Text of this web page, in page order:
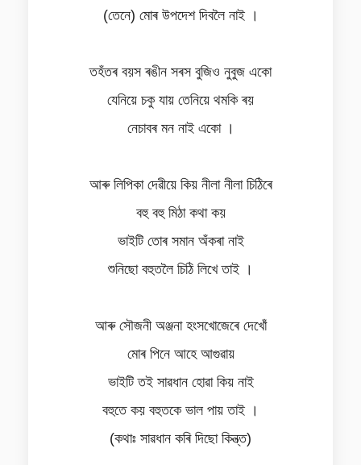
(তেনে) মোৰ উপদেশ দিবলৈ নাই ।
তহঁতৰ বয়স ৰঙীন সৰস বুজিও নুবুজ একো
যেনিয়ে চকু যায় তেনিয়ে থমকি ৰয়
নেচাবৰ মন নাই একো ।
আৰু লিপিকা দেৱীয়ে কিয় নীলা নীলা চিঠিৰে
বহু বহু মিঠা কথা কয়
ভাইটি তোৰ সমান অঁকৰা নাই
শুনিছো বহুতলৈ চিঠি লিখে তাই ।
আৰু সৌজনী অঞ্জনা হংসখোজেৰে দেখোঁ
মোৰ পিনে আহে আগুৱায়
ভাইটি তই সাৱধান হোৱা কিয় নাই
বহুতে কয় বহুতকে ভাল পায় তাই ।
(কথাঃ সাৱধান কৰি দিছো কিন্ত্ত)